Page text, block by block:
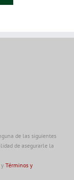
de las siguientes
de asegurarle la
y Términos y